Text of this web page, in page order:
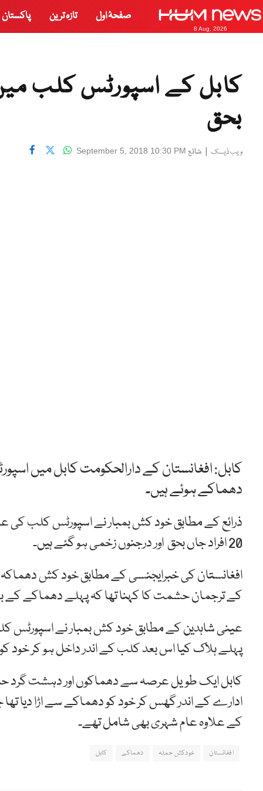
8 Aug, 2026
صفحۂ اول تازہ ترین پاکستان
بحق
ویب ڈیسک | شائع September 5, 2018 10:30 PM
کابل: افغانستان کے دارالحکومت کابل میں
دھماکے ہوئے ہیں۔
ذرائع کے مطابق خود کش بمبار نے اسپورٹس کلب کی
20 افراد جاں بحق اور درجنوں زخمی ہو گئے ہیں۔
افغانستان کی خبرایجنسی کے مطابق خود کش دھماکہ
کے ترجمان حشمت کا کہنا تھا کہ پہلے دھماکے کے
عینی شاہدین کے مطابق خود کش بمبار نے اسپورٹس
پہلے ہلاک کیا اس بعد کلب کے اندر داخل ہو کر خود
کابل ایک طویل عرصہ سے دھماکوں اور دہشت گرد
کے علاوہ عام شہری بھی شامل تھے۔
افغانستان خودکش حملہ دھماکے کابل